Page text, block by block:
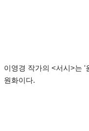
이영경 작가의 <서시>는 '
원화이다.